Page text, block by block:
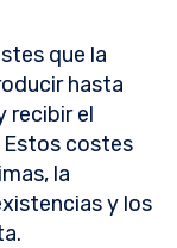
que la
hasta
recibir el
Estos costes
la
y los